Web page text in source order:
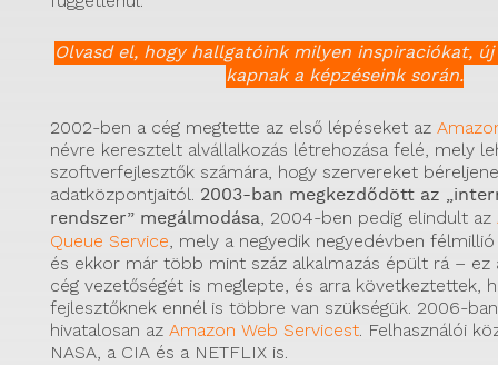
Olvasd el, hogy hallgatóink milyen inspiraciókat,
kapnak a képzéseink során.
2002-ben a cég megtette az első lépéseket az
névre keresztelt alvállalkozás létrehozása felé, mely
szoftverfejlesztők számára, hogy szervereket
adatközpontjaitól. 2003-ban megkezdődött az
rendszer” megálmodása, 2004-ben pedig elindult az
Queue Service, mely a negyedik negyedévben
és ekkor már több mint száz alkalmazás épült rá – ez
cég vezetőségét is meglepte, és arra következtettek,
fejlesztőknek ennél is többre van szükségük. 2006-
hivatalosan az Amazon Web Servicest. Felhasználói
NASA, a CIA és a NETFLIX is.